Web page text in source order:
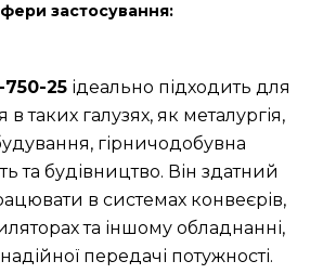
застосування:
25 ідеально підходить для
таких галузях, як металургія,
гірничодобувна
та будівництво. Він здатний
в системах конвеєрів,
та іншому обладнанні,
передачі потужності.